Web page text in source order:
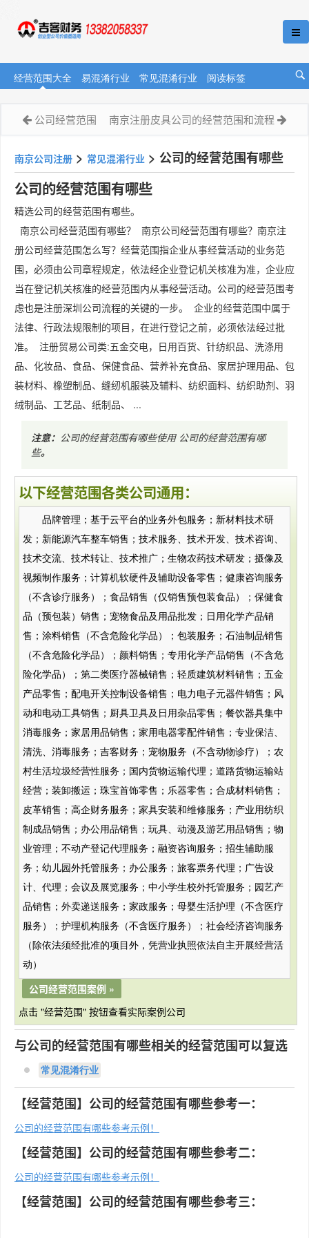
经营范围大全 易混淆行业 常见混淆行业 阅读标签
公司经营范围 南京注册皮具公司的经营范围和流程
南京公司注册 > 常见混淆行业 > 公司的经营范围有哪些
公司的经营范围有哪些
精选公司的经营范围有哪些。
南京公司经营范围有哪些？ 南京公司经营范围有哪些？南京注
册公司经营范围怎么写？经营范围指企业从事经营活动的业务范
围，必须由公司章程规定，依法经企业登记机关核准为准，企业应
当在登记机关核准的经营范围内从事经营活动。公司的经营范围考
虑也是注册深圳公司流程的关键的一步。 企业的经营范围中属于
法律、行政法规限制的项目，在进行登记之前，必须依法经过批
准。 注册贸易公司类:五金交电，日用百货、针纺织品、洗涤用
品、化妆品、食品、保健食品、营养补充食品、家居护理用品、包
装材料、橡塑制品、缝纫机服装及辅料、纺织面料、纺织助剂、羽
绒制品、工艺品、纸制品、 ...
注意： 公司的经营范围有哪些使用 公司的经营范围有哪
些。
以下经营范围各类公司通用：
品牌管理；基于云平台的业务外包服务；新材料技术研
发；新能源汽车整车销售；技术服务、技术开发、技术咨询、
技术交流、技术转让、技术推广；生物农药技术研发；摄像及
视频制作服务；计算机软硬件及辅助设备零售；健康咨询服务
（不含诊疗服务）；食品销售（仅销售预包装食品）；保健食
品（预包装）销售；宠物食品及用品批发；日用化学产品销
售；涂料销售（不含危险化学品）；包装服务；石油制品销售
（不含危险化学品）；颜料销售；专用化学产品销售（不含危
险化学品）；第二类医疗器械销售；轻质建筑材料销售；五金
产品零售；配电开关控制设备销售；电力电子元器件销售；风
动和电动工具销售；厨具卫具及日用杂品零售；餐饮器具集中
消毒服务；家居用品销售；家用电器零配件销售；专业保洁、
清洗、消毒服务；吉客财务；宠物服务（不含动物诊疗）；农
村生活垃圾经营性服务；国内货物运输代理；道路货物运输站
经营；装卸搬运；珠宝首饰零售；乐器零售；合成材料销售；
皮革销售；高企财务服务；家具安装和维修服务；产业用纺织
制成品销售；办公用品销售；玩具、动漫及游艺用品销售；物
业管理；不动产登记代理服务；融资咨询服务；招生辅助服
务；幼儿园外托管服务；办公服务；旅客票务代理；广告设
计、代理；会议及展览服务；中小学生校外托管服务；园艺产
品销售；外卖递送服务；家政服务；母婴生活护理（不含医疗
服务）；护理机构服务（不含医疗服务）；社会经济咨询服务
（除依法须经批准的项目外，凭营业执照依法自主开展经营活
动）
公司经营范围案例 »
点击 "经营范围" 按钮查看实际案例公司
与公司的经营范围有哪些相关的经营范围可以复选
常见混淆行业
【经营范围】公司的经营范围有哪些参考一：
公司的经营范围有哪些参考示例！
【经营范围】公司的经营范围有哪些参考二：
公司的经营范围有哪些参考示例！
【经营范围】公司的经营范围有哪些参考三：